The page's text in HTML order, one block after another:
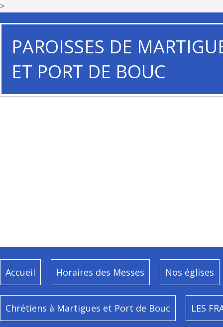
>
PAROISSES DE
ET PORT DE BOUC
Accueil Horaires des Messes Nos églises
Chrétiens à Martigues et Port de Bouc LES